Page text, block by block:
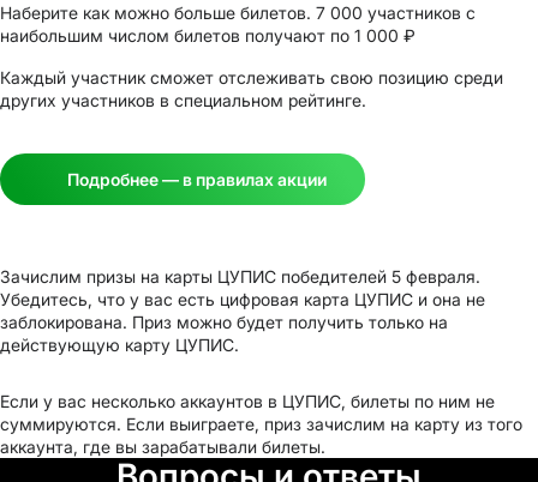
Наберите как можно больше билетов. 7 000 участников с
наибольшим числом билетов получают по 1 000 ₽
Каждый участник сможет отслеживать свою позицию среди
других участников в специальном рейтинге.
Подробнее — в правилах акции
Зачислим призы на карты ЦУПИС победителей 5 февраля.
Убедитесь, что у вас есть цифровая карта ЦУПИС и она не
заблокирована. Приз можно будет получить только на
действующую карту ЦУПИС.
Если у вас несколько аккаунтов в ЦУПИС, билеты по ним не
суммируются. Если выиграете, приз зачислим на карту из того
аккаунта, где вы зарабатывали билеты.